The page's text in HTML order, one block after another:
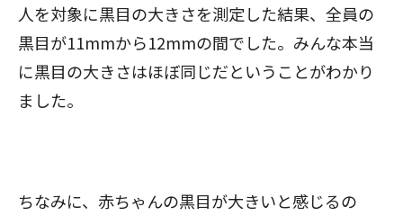
人を対象に黒目の大きさを測定した結果、全員の
黒目が11mmから12mmの間でした。みんな本当
に黒目の大きさはほぼ同じだということがわかり
ました。
ちなみに、赤ちゃんの黒目が大きいと感じるの